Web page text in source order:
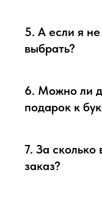
5. А если я
выбрать?
6. Можно ли
подарок к
7. За
заказ?